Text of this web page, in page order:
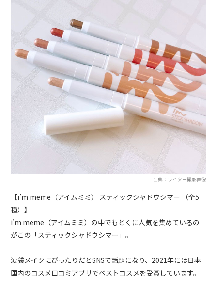
出典：ライター撮影画像
【i’m meme（アイムミミ） スティックシャドウシマー （全5
種）】
i’m meme（アイムミミ）の中でもとくに人気を集めているの
がこの「スティックシャドウシマー」。
涙袋メイクにぴったりだとSNSで話題になり、2021年には日本
国内のコスメ口コミアプリでベストコスメを受賞しています。